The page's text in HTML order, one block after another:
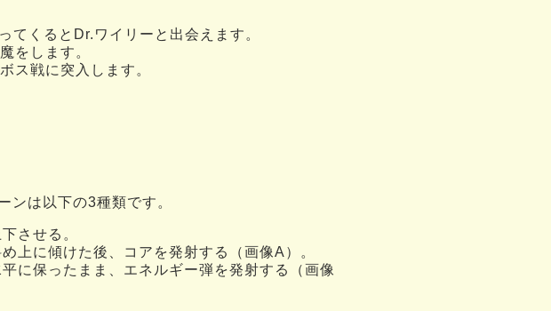
てくるとDr.ワイリーと出会えます。
をします。
ス戦に突入します。
ンは以下の3種類です。
させる。
上に傾けた後、コアを発射する（画像A）。
に保ったまま、エネルギー弾を発射する（画像